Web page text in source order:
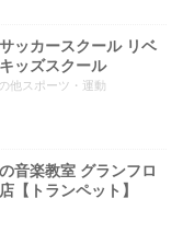
ッカースクール リベ
ッズスクール
他スポーツ・運動
音楽教室 グランフロ
【トランペット】